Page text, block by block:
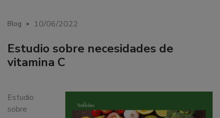
Barcelona.
Mejoramos
la
nutrición
de
y
también
Blog 10/06/2022
Estudio sobre necesidades de
vitamina C
Estudio
sobre